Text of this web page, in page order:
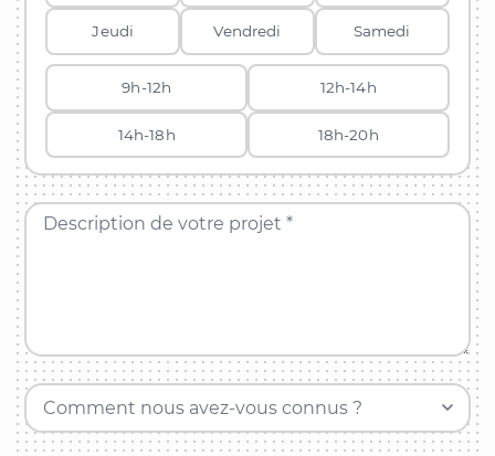
Jeudi Vendredi Samedi
9h-12h 12h-14h
14h-18h 18h-20h
Description de votre projet *
Comment nous avez-vous connus ?